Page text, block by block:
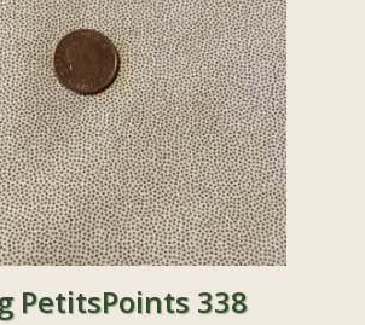
PetitsPoints 338